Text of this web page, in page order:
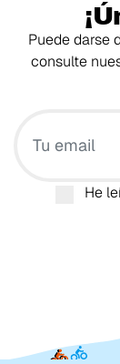
Puede darse
consulte
He